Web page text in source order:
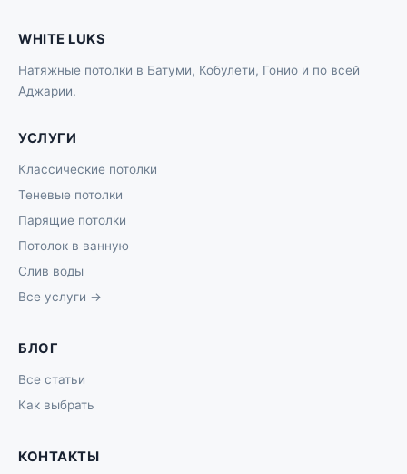
WHITE LUKS
Натяжные потолки в Батуми, Кобулети, Гонио и по всей
Аджарии.
УСЛУГИ
Классические потолки
Теневые потолки
Парящие потолки
Потолок в ванную
Слив воды
Все услуги →
БЛОГ
Все статьи
Как выбрать
КОНТАКТЫ